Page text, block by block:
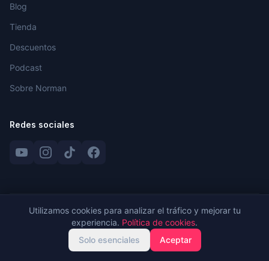
Blog
Tienda
Descuentos
Podcast
Sobre Norman
Redes sociales
Enreta Domótica. Todos los derechos reservados.
Aviso LegalPrivacidadCookies
Utilizamos cookies para analizar el tráfico y mejorar tu
experiencia. Política de cookies.
Solo esenciales
Aceptar